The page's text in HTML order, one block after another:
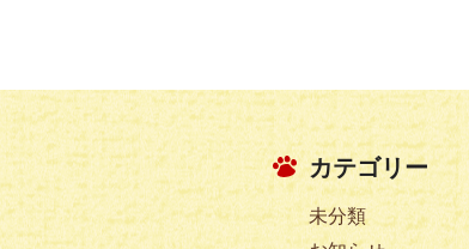
カテゴリー
未分類